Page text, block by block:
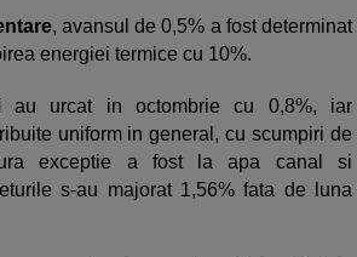
, avansul de 0,5% a fost determinat
energiei termice cu 10%.
au urcat in octombrie cu 0,8%, iar
uniform in general, cu scumpiri de
exceptie a fost la apa canal si
s-au majorat 1,56% fata de luna